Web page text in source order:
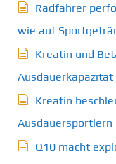
Radfahrer
wie auf
Kreatin und
Ausdauerkapazität
Kreatin
Ausdauersportlern
Q10 macht